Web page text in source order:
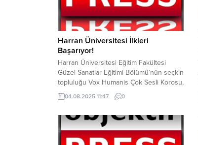
Harran Üniversitesi İlkleri
Başarıyor!
Harran Üniversitesi Eğitim Fakültesi
Güzel Sanatlar Eğitimi Bölümü’nün seçkin
topluluğu Vox Humanis Çok Sesli Korosu,
UNESCO’ya bağlı Uluslararası Koro
Müziği Federasyonu (IFCM) üyeliğine
attı. Böylece Harran Üniversitesi, IFCM’ye
kabul edilen Türkiye’deki tek üniversite
kurumu olma ayrıcalığını kazandı. Vox
04.08.2025 11:47 0